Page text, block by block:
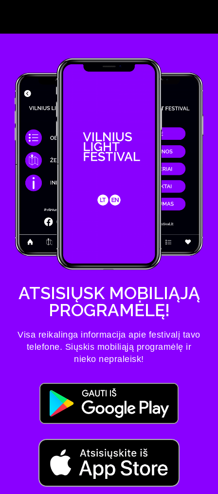
ATSISIŲSK MOBILIĄJĄ
PROGRAMĖLĘ!
Visa reikalinga informacija apie festivalį tavo
telefone. Siųskis mobiliąją programėlę ir
nieko nepraleisk!